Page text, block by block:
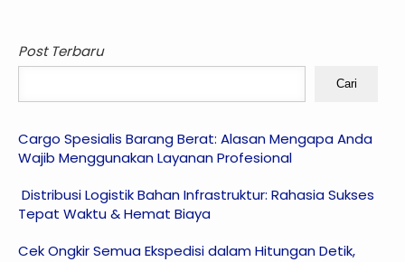
Post Terbaru
Cari
Cargo Spesialis Barang Berat: Alasan Mengapa Anda
Wajib Menggunakan Layanan Profesional
Distribusi Logistik Bahan Infrastruktur: Rahasia Sukses
Tepat Waktu & Hemat Biaya
Cek Ongkir Semua Ekspedisi dalam Hitungan Detik,